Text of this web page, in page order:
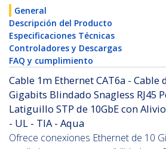
General
Descripción del Producto
Especificaciones Técnicas
Controladores y Descargas
FAQ y cumplimiento
Cable 1m Ethernet CAT6a - Cable
Gigabits Blindado Snagless RJ45
Latiguillo STP de 10GbE con
- UL - TIA - Aqua
Ofrece conexiones Ethernet de 10